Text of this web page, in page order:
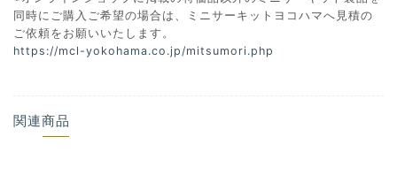
同時にご購入ご希望の場合は、ミニサーキットヨコハマへ見積の
ご依頼をお願いいたします。
https://mcl-yokohama.co.jp/mitsumori.php
関連商品